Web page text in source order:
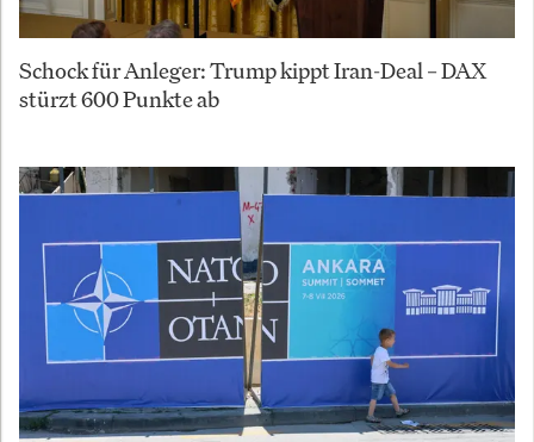
Schock für Anleger: Trump kippt Iran-Deal – DAX
stürzt 600 Punkte ab